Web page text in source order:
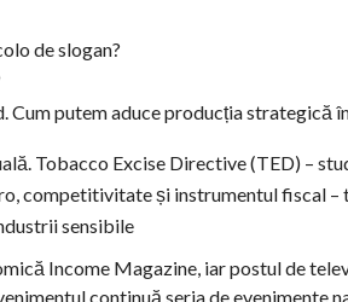
de slogan?
putem aduce producția strategică
Tobacco Excise Directive (TED) –
competitivitate și instrumentul fiscal –
sensibile
Income Magazine, iar postul de
continuă seria de evenimente